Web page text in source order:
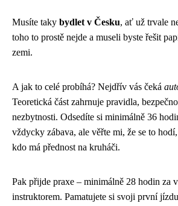
Musíte taky bydlet v Česku, ať už trvale
toho to prostě nejde a museli byste řešit
zemi.
A jak to celé probíhá? Nejdřív vás čeká
Teoretická část zahrnuje pravidla,
nezbytnosti. Odsedíte si minimálně 36
vždycky zábava, ale věřte mi, že se to
kdo má přednost na kruháči.
Pak přijde praxe – minimálně 28 hodin za
instruktorem. Pamatujete si svoji první